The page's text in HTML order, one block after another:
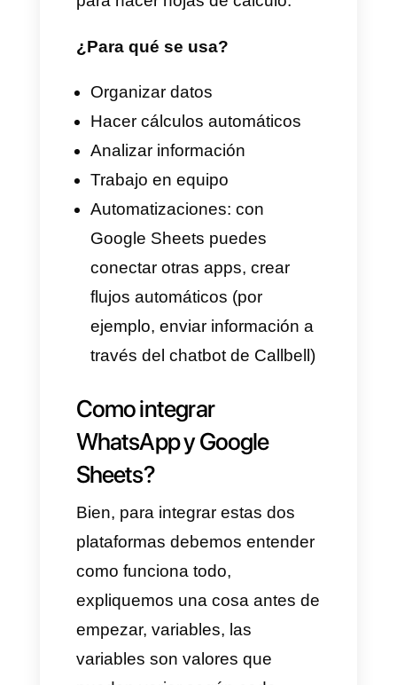
Que es Google Sheets y
para qué se usa?
Google Sheets es básicamente
la versión en la nube de Excel,
pero de Google. Es una hoja de
cálculo online que te permite
crear, editar y compartir
documentos directamente
desde tu navegador, sin tener
En pocas palabras, es una
aplicación gratuita de Google
para hacer hojas de cálculo.
¿Para qué se usa?
Organizar datos
Hacer cálculos automáticos
Analizar información